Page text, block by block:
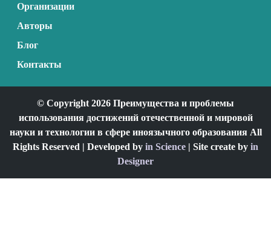
Организации
Авторы
Блог
Контакты
© Copyright 2026 Преимущества и проблемы
использования достижений отечественной и мировой
науки и технологии в сфере иноязычного образования All
Rights Reserved | Developed by in Science | Site create by in
Designer